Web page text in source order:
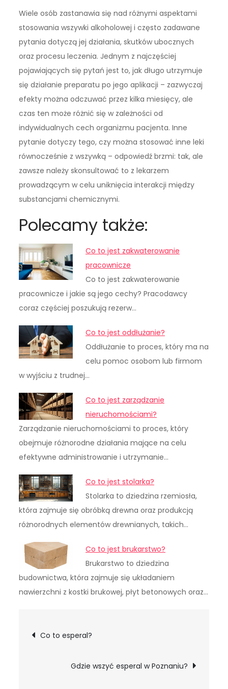
Wiele osób zastanawia się nad różnymi aspektami
stosowania wszywki alkoholowej i często zadawane
pytania dotyczą jej działania, skutków ubocznych
oraz procesu leczenia. Jednym z najczęściej
pojawiających się pytań jest to, jak długo utrzymuje
się działanie preparatu po jego aplikacji – zazwyczaj
efekty można odczuwać przez kilka miesięcy, ale
czas ten może różnić się w zależności od
indywidualnych cech organizmu pacjenta. Inne
pytanie dotyczy tego, czy można stosować inne leki
równocześnie z wszywką – odpowiedź brzmi: tak, ale
zawsze należy skonsultować to z lekarzem
prowadzącym w celu uniknięcia interakcji między
substancjami chemicznymi.
Polecamy także:
Co to jest zakwaterowanie
pracownicze
Co to jest zakwaterowanie
pracownicze i jakie są jego cechy? Pracodawcy
coraz częściej poszukują rezerw…
Co to jest oddłużanie?
Oddłużanie to proces, który ma na
celu pomoc osobom lub firmom
w wyjściu z trudnej…
Co to jest zarządzanie
nieruchomościami?
Zarządzanie nieruchomościami to proces, który
obejmuje różnorodne działania mające na celu
efektywne administrowanie i utrzymanie…
Co to jest stolarka?
Stolarka to dziedzina rzemiosła,
która zajmuje się obróbką drewna oraz produkcją
różnorodnych elementów drewnianych, takich…
Co to jest brukarstwo?
Brukarstwo to dziedzina
budownictwa, która zajmuje się układaniem
nawierzchni z kostki brukowej, płyt betonowych oraz…
Nawigacja
wpisu
Co to esperal?
Gdzie wszyć esperal w Poznaniu?